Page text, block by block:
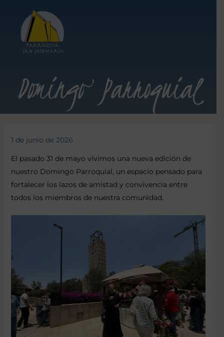
Domingo Parroquial
1 de junio de 2026
El pasado 31 de mayo vivimos una nueva edición de
nuestro Domingo Parroquial, un espacio pensado para
fortalecer los lazos de amistad y convivencia entre
todos los miembros de nuestra comunidad.